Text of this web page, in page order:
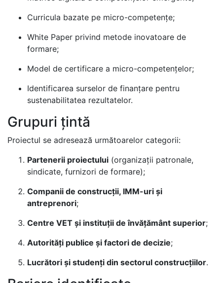
Curricula bazate pe micro-competențe;
White Paper privind metode inovatoare de
formare;
Model de certificare a micro-competențelor;
Identificarea surselor de finanțare pentru
sustenabilitatea rezultatelor.
Grupuri țintă
Proiectul se adresează următoarelor categorii:
Partenerii proiectului (organizații patronale,
sindicate, furnizori de formare);
Companii de construcții, IMM-uri și
antreprenori;
Centre VET și instituții de învățământ superior;
Autorități publice și factori de decizie;
Lucrători și studenți din sectorul construcțiilor.